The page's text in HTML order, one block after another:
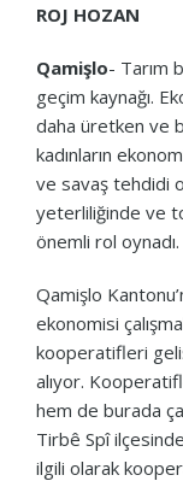
ROJ HOZAN
Qamişlo- Tarım
geçim kaynağı.
daha üretken ve
kadınların
ve savaş tehdidi
yeterliliğinde ve
önemli rol oynadı.
Qamişlo
ekonomisi
kooperatifleri
alıyor.
hem de burada
Tirbê Spî
ilgili olarak